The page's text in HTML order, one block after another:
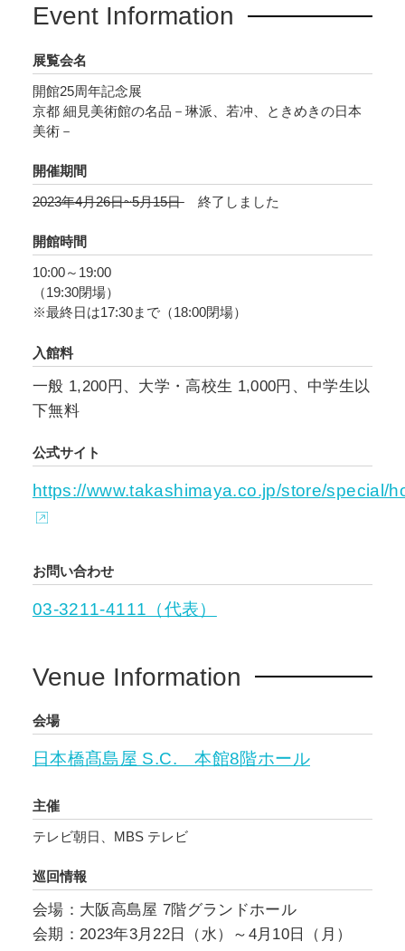
な内容となっています。仏画や荘厳具にみる祈
絵や七宝と風俗画、日本美の象徴・琳派、そし
て奇想の画家・伊藤若冲、の5章で珠玉のコレク
ションを紹介し、細見美術館ならではの美の世
界を堪能していただきます。一貫した美意識に
よって蒐集され、コレクターを愉しませた作品
の数々が、皆さまを心地よい満ち足りた“ときめ
Event Information
展覧会名
開館25周年記念展
京都 細見美術館の名品－琳派、若冲、ときめきの日本
美術－
開催期間
2023年4月26日~5月15日
終了しました
開館時間
10:00～19:00
（19:30閉場）
※最終日は17:30まで（18:00閉場）
入館料
一般 1,200円、大学・高校生 1,000円、中学生以
下無料
公式サイト
https://www.takashimaya.co.jp/store/special/
お問い合わせ
03-3211-4111（代表）
Venue Information
会場
日本橋髙島屋 S.C. 本館8階ホール
主催
テレビ朝日、MBS テレビ
巡回情報
会場：大阪高島屋 7階グランドホール
会期：2023年3月22日（水）～4月10日（月）